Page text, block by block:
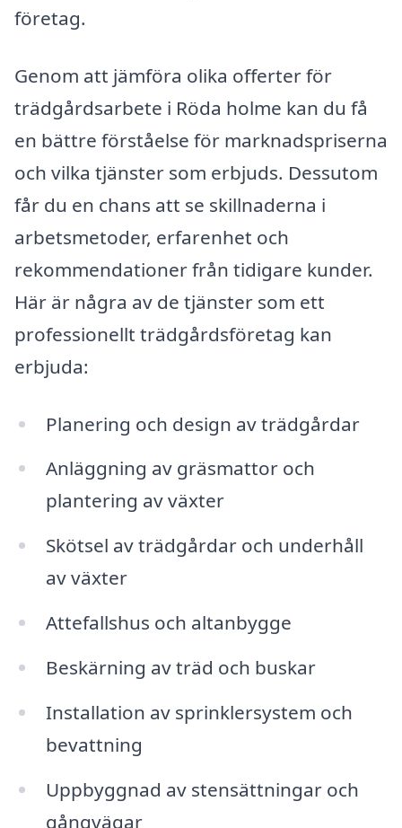
företag.
Genom att jämföra olika offerter för
trädgårdsarbete i Röda holme kan du få
en bättre förståelse för marknadspriserna
och vilka tjänster som erbjuds. Dessutom
får du en chans att se skillnaderna i
arbetsmetoder, erfarenhet och
rekommendationer från tidigare kunder.
Här är några av de tjänster som ett
professionellt trädgårdsföretag kan
erbjuda:
Planering och design av trädgårdar
Anläggning av gräsmattor och
plantering av växter
Skötsel av trädgårdar och underhåll
av växter
Attefallshus och altanbygge
Beskärning av träd och buskar
Installation av sprinklersystem och
bevattning
Uppbyggnad av stensättningar och
gångvägar